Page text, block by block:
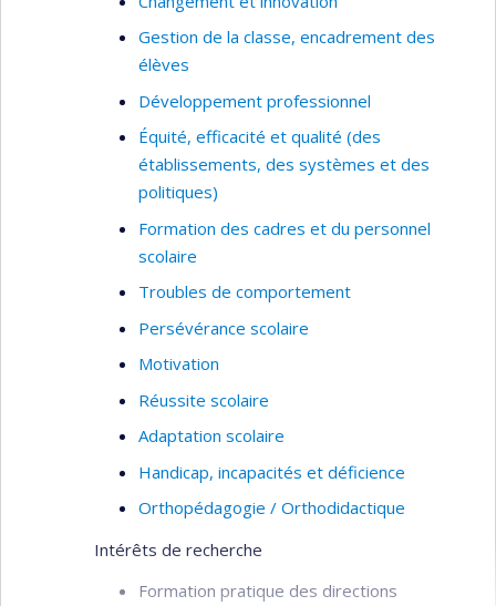
mes projets ont comme finalité de lutter
contre les inégalités.
de leviers comme la prise en compte des
voix des personnes de groupes minorisés
en milieu scolaire, la mise en place de
mesures d’équité en emploi et le
développement de compétences pour
l’équité, l’inclusion et la justice sociale des
l’éducation.
Cette perspective m’amène à privilégier
des courants et méthodes de recherche
critiques et collaboratifs.
Gestion de la classe, encadrement des
élèves
Développement professionnel
Équité, efficacité et qualité (des
établissements, des systèmes et des
politiques)
Formation des cadres et du personnel
scolaire
Troubles de comportement
Persévérance scolaire
Motivation
Réussite scolaire
Adaptation scolaire
Handicap, incapacités et déficience
Orthopédagogie / Orthodidactique
Intérêts de recherche
Formation pratique des directions